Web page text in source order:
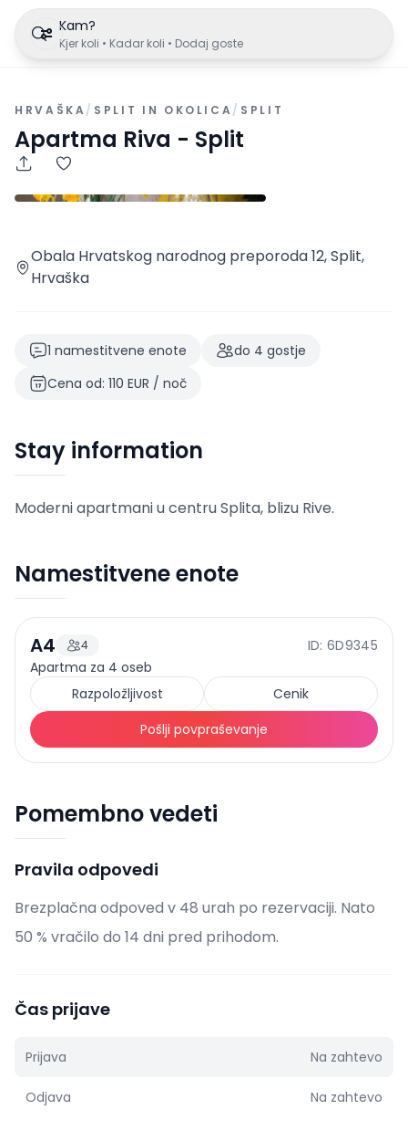
Kam?
Kjer koli • Kadar koli • Dodaj goste
HRVAŠKA / SPLIT IN OKOLICA / SPLIT
Apartma Riva - Split
Obala Hrvatskog narodnog preporoda 12, Split,
Hrvaška
1 namestitvene enote do 4 gostje
Cena od: 110 EUR / noč
Stay information
Moderni apartmani u centru Splita, blizu Rive.
Namestitvene enote
A4 4
ID: 6D9345
Apartma za 4 oseb
Cena od
Razpoložljivost
Cenik
Pošlji povpraševanje
Pomembno vedeti
Pravila odpovedi
Brezplačna odpoved v 48 urah po rezervaciji. Nato
50 % vračilo do 14 dni pred prihodom.
Čas prijave
Prijava Na zahtevo
Odjava Na zahtevo